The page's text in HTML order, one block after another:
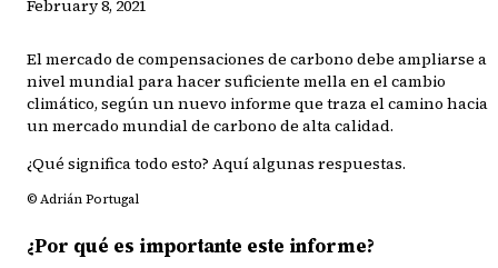
February 8, 2021
El mercado de compensaciones de carbono debe ampliarse a
nivel mundial para hacer suficiente mella en el cambio
climático, según un nuevo informe que traza el camino hacia
un mercado mundial de carbono de alta calidad.
¿Qué significa todo esto? Aquí algunas respuestas.
© Adrián Portugal
¿Por qué es importante este informe?